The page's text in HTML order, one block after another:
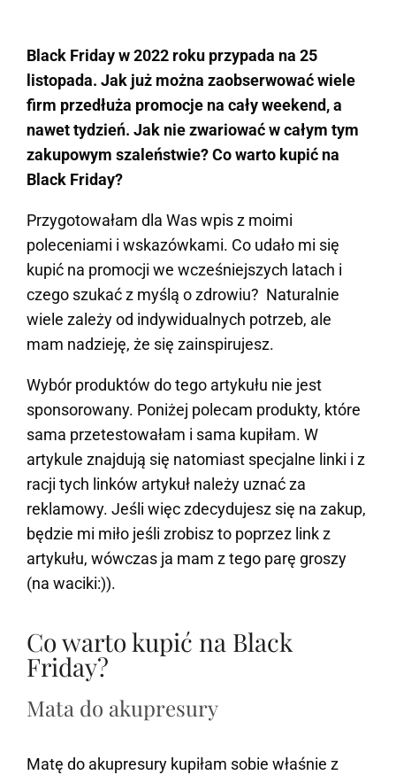
Black Friday w 2022 roku przypada na 25
listopada. Jak już można zaobserwować wiele
firm przedłuża promocje na cały weekend, a
nawet tydzień. Jak nie zwariować w całym tym
zakupowym szaleństwie? Co warto kupić na
Black Friday?
Przygotowałam dla Was wpis z moimi
poleceniami i wskazówkami. Co udało mi się
kupić na promocji we wcześniejszych latach i
czego szukać z myślą o zdrowiu? Naturalnie
wiele zależy od indywidualnych potrzeb, ale
mam nadzieję, że się zainspirujesz.
Wybór produktów do tego artykułu nie jest
sponsorowany. Poniżej polecam produkty, które
sama przetestowałam i sama kupiłam. W
artykule znajdują się natomiast specjalne linki i z
racji tych linków artykuł należy uznać za
reklamowy. Jeśli więc zdecydujesz się na zakup,
będzie mi miło jeśli zrobisz to poprzez link z
artykułu, wówczas ja mam z tego parę groszy
(na waciki:)).
Co warto kupić na Black
Friday?
Mata do akupresury
Matę do akupresury kupiłam sobie właśnie z